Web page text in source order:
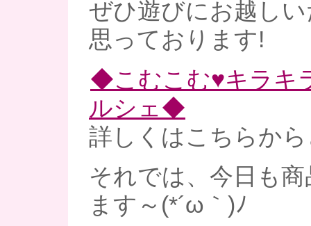
ぜひ遊びにお越し
思っております!
◆こむこむ♥キラキ
ルシェ◆
詳しくはこちらか
それでは、今日も
ます～(*´ω｀)ﾉ